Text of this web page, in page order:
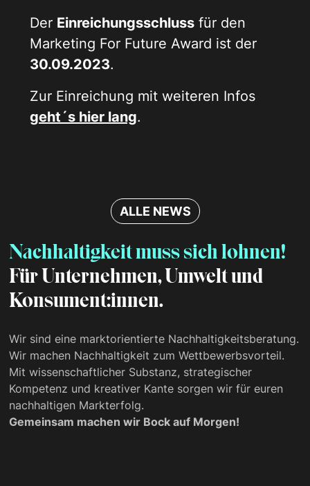
Der Einreichungsschlussfür den
Marketing For Future Award ist der
30.09.2023.
Zur Einreichung mit weiteren Infos
geht´s hier lang.
ALLE NEWS
Nachhaltigkeit muss sich lohnen!
Für Unternehmen, Umwelt und
Konsument:innen.
Wir sind eine marktorientierte Nachhaltigkeits­beratung.
Wir machen Nachhaltigkeit zum Wettbewerbsvorteil.
Mit wissenschaftlicher Substanz, strategischer
Kompetenz und kreativer Kante sorgen wir für euren
nachhaltigen Markterfolg.
Gemeinsam machen wir Bock auf Morgen!